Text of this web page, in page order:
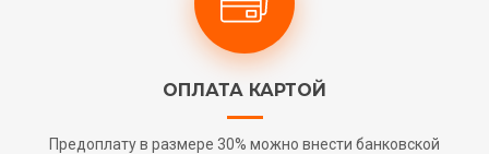
ОПЛАТА КАРТОЙ
Предоплату в размере 30% можно внести банковской